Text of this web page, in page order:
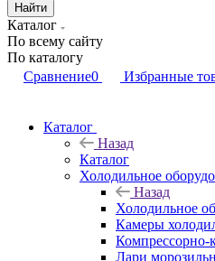
Найти
Каталог
По всему сайту
По каталогу
Сравнение0 Избранные
Каталог
Назад
Каталог
Холодильное
Назад
Холодильное
Камеры
Компрессорно-
Лари